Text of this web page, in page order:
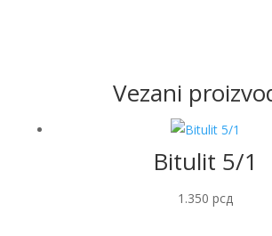
Vezani
Bitulit 5/1
1.350 рсд